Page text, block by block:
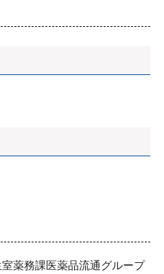
薬務課医薬品流通グループ